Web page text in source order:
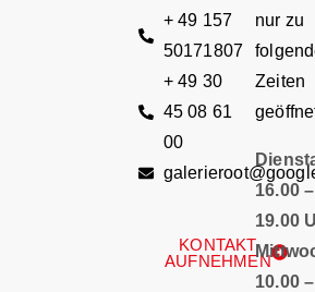
+ 49 157
50171807
+ 49 30
45 08 61
00
KONTAKT
AUFNEHMEN
nur zu
Zeiten
16.00 –
19.00
10.00 –